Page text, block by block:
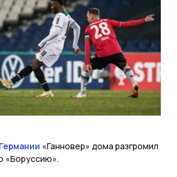
«Ганновер» дома разгромил
«Боруссию».